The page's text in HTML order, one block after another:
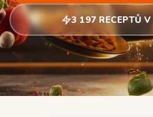
3 197 RECEPTŮ